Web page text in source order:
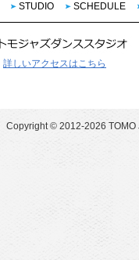
STUDIO SCHEDULE
詳しいアクセスはこちら
Copyright © 2012-2026 TOMO